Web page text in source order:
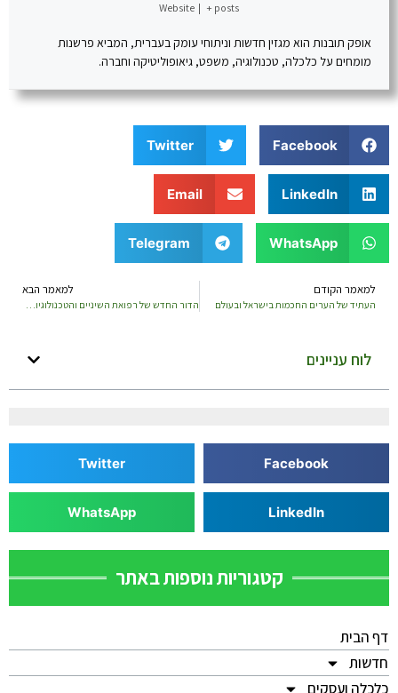
Website | + posts
אופק תובנות הוא מגזין חדשות וניתוחי עומק בעברית, המביא פרשנות
מומחים על כלכלה, טכנולוגיה, משפט, גיאופוליטיקה וחברה.
Facebook
Twitter
LinkedIn
Email
WhatsApp
Telegram
למאמר הקודם
העתיד של הערים החכמות בישראל ובעולם
למאמר הבא
הדור החדש של רפואת השיניים והטכנולוגיות שמשנות את התחום
לוח עניינים
Facebook
Twitter
LinkedIn
WhatsApp
קטגוריות נוספות באתר
דף הבית
חדשות
כלכלה ועסקים